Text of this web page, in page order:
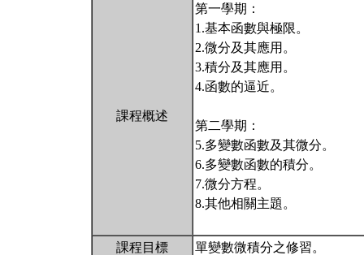
課程概述
第一學期：
1.基本函數與極限。
2.微分及其應用。
3.積分及其應用。
4.函數的逼近。
第二學期：
5.多變數函數及其微分。
6.多變數函數的積分。
7.微分方程。
8.其他相關主題。
課程目標 單變數微積分之修習。